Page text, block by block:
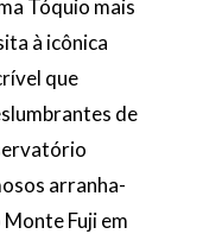
Tóquio mais
à icônica
que
de
arranha-
Fuji em